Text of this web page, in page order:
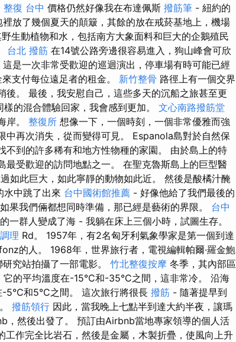
整復 台中 價格仍然好像我在布達佩斯 撥筋筆 - 紐約的
裡放了幾個夏天的顛簸，其餘的放在戒菸基地上，機場
生動植物和水，包括南方大象面料和巨大的企鵝殖民
台北 撥筋 在14號公路旁邊很容易進入，狗山峰會可欣
這是一次非常受歡迎的巡迴演出，停車場有時可能已經
支付每位遠足者的租金。 新竹整骨 路徑上有一個交界
後。 最後，我安慰自己，這些多天的沉船之旅甚至更
的混合體驗回家，我會感到更加。 文心南路撥筋堂
岸。 整復所 想像一下，一個時刻，一個非常優雅而強
中再次消失，從而變得可見。 Espanola島對於自然保
到的許多稀有和地方性物種的家園。 由於島上的特
受歡迎的訪問地點之一。 在聖克魯斯島上的巨型醫
如此巨大，如此寧靜的動物如此近。 然後是酸橘汁醃
水中跳了出來 台中國術館推薦 - 好像他給了我們最後的
果我們倆都想同時準備，那已經是藝術的界限。 台中
一群人變成了海 - 我躺在床上三個小時，試圖生存。
理 Rd。 1957年，有2名匈牙利氣象學家是第一個到達
的人。 1968年，世界旅行者，電視編輯帕爾·羅金鮑
究站拍攝了一部電影。 竹北整復按摩 冬季，其內部區
的平均溫度在-15°C和-35°C之間，這非常冷。 沿海
5°C和5°C之間。 這次旅行將很長 撥筋 - 隨著提早到
撥筋領行 因此，當我晚上七點半到達大約半夜，讓瑪
，然後出發了。 預訂由Airbnb當地專家領導的個人活
工作完全比岩石，然後是金屬，木製折疊，使風向上升